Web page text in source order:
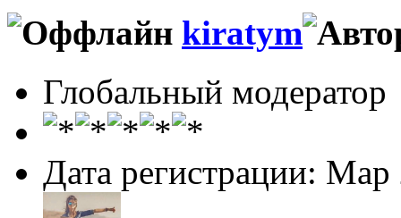
kiratym
Глобальный модератор
Дата регистрации: Мар